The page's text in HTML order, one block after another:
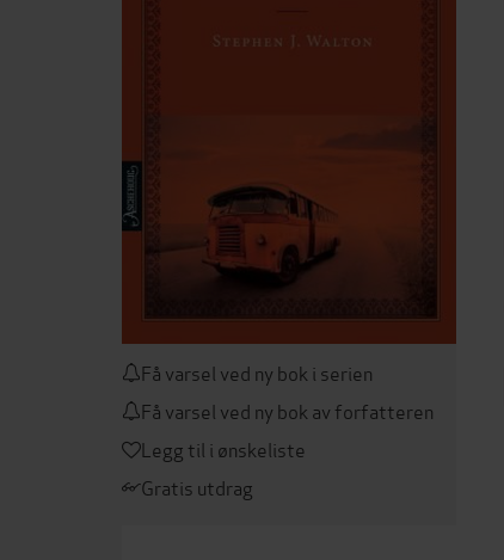
Få varsel ved ny bok i serien
Få varsel ved ny bok av forfatteren
Legg til i ønskeliste
Gratis utdrag